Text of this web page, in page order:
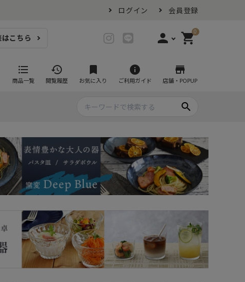
ログイン 会員登録
こちら person
ログイン
0
shopping_cart
- マグカップ
- カップ・タンブラー
- スープカップ
- 湯呑み
- 急須・ポット
耐熱皿・その他食器
- グラタン皿
- 耐熱皿
- スフレ・ココット
- 茶碗蒸し
状で探す ブランドで探す
- 人気シリーズ
黒い食器セット
format_list_bulleted
商品一覧
history
閲覧履歴
bookmark
お気に入り
info
ご利用ガイド
store
店舗・POPUP
search